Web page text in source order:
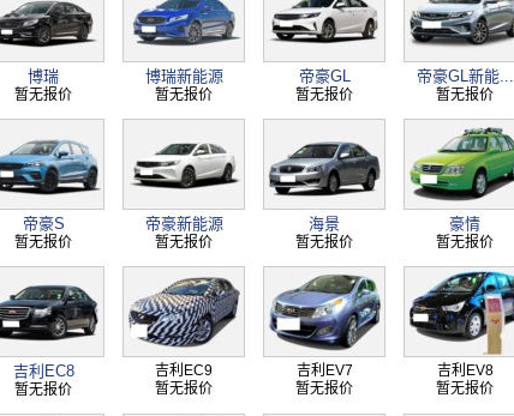
博瑞
暂无报价
博瑞新能源
暂无报价
帝豪GL
暂无报价
帝豪GL新能...
暂无报价
帝豪S
暂无报价
帝豪新能源
暂无报价
海景
暂无报价
豪情
暂无报价
吉利EC8
暂无报价
吉利EC9
暂无报价
吉利EV7
暂无报价
吉利EV8
暂无报价